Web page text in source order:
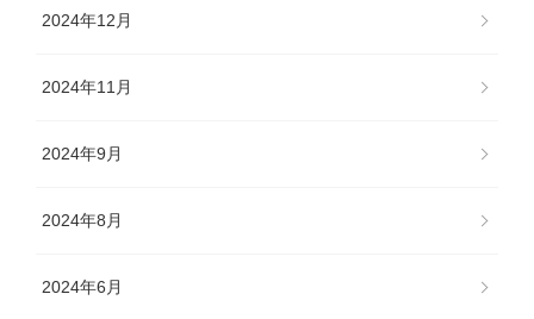
2024年12月
2024年11月
2024年9月
2024年8月
2024年6月